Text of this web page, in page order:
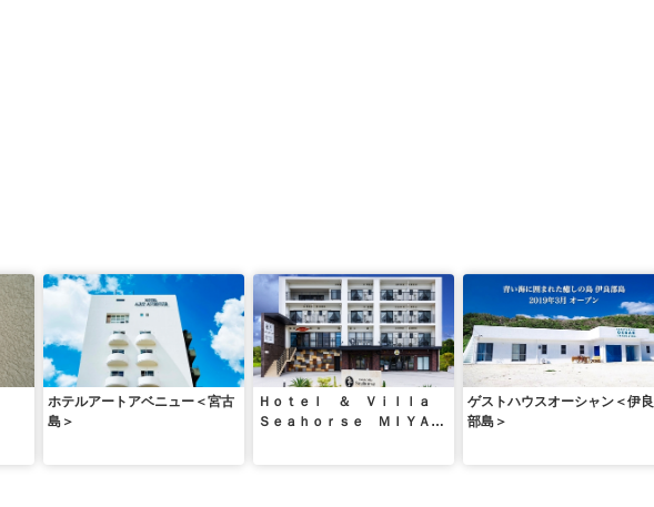
ホテルアートアベニュー＜宮古
島＞
Ｈｏｔｅｌ ＆ Ｖｉｌｌａ
Ｓｅａｈｏｒｓｅ ＭＩＹＡＫ
ゲストハウスオーシャン＜伊良
部島＞